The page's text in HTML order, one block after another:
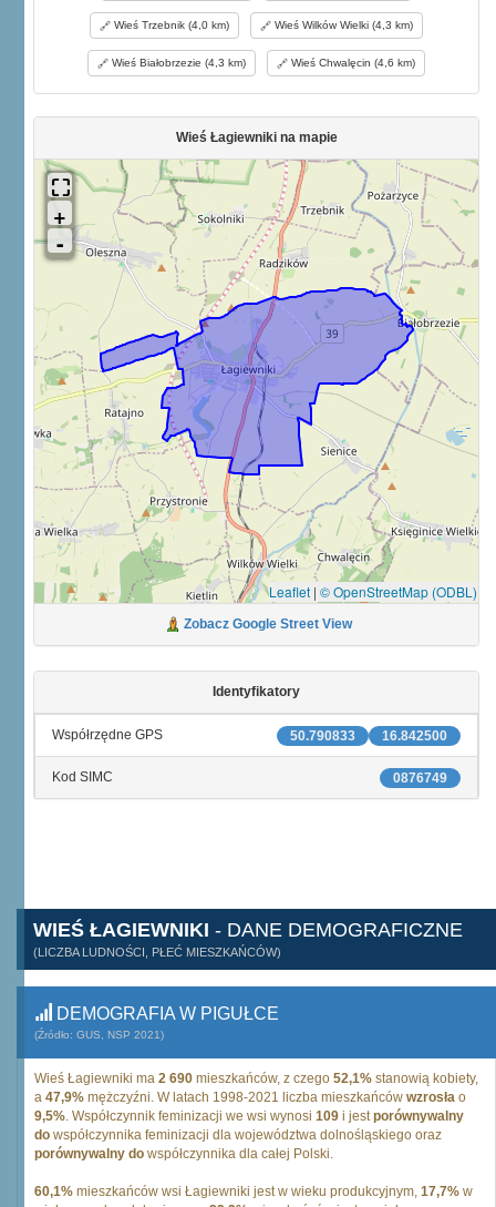
Wieś Trzebnik (4,0 km) Wieś Wilków Wielki (4,3 km)
Wieś Białobrzezie (4,3 km) Wieś Chwalęcin (4,6 km)
Wieś Łagiewniki na mapie
Leaflet | © OpenStreetMap (ODBL)
Zobacz Google Street View
Identyfikatory
16.842500
50.790833
Współrzędne GPS
0876749
Kod SIMC
WIEŚ ŁAGIEWNIKI - DANE DEMOGRAFICZNE
(LICZBA LUDNOŚCI, PŁEĆ MIESZKAŃCÓW)
DEMOGRAFIA W PIGUŁCE
(Źródło: GUS, NSP 2021)
Wieś Łagiewniki ma 2 690 mieszkańców, z czego 52,1% stanowią kobiety,
a 47,9% mężczyźni. W latach 1998-2021 liczba mieszkańców wzrosła o
9,5%. Współczynnik feminizacji we wsi wynosi 109 i jestporównywalny
do współczynnika feminizacji dla województwa dolnośląskiego oraz
porównywalny do współczynnika dla całej Polski.
60,1% mieszkańców wsi Łagiewniki jest w wieku produkcyjnym, 17,7% w